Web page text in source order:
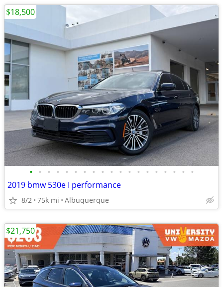
• • • • • • • • • • • • • • • • • • •
2019 bmw 530e I performance
8/2 75k mi Albuquerque
$18,500
$21,750